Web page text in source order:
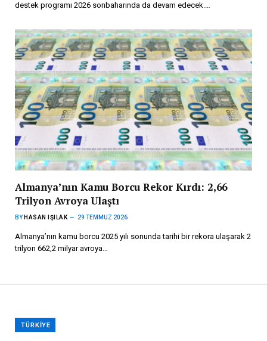
destek programı 2026 sonbaharında da devam edecek.…
Almanya’nın Kamu Borcu Rekor Kırdı: 2,66
Trilyon Avroya Ulaştı
BY HASAN IŞILAK 29 TEMMUZ 2026
Almanya’nın kamu borcu 2025 yılı sonunda tarihi bir rekora ulaşarak 2
trilyon 662,2 milyar avroya…
TÜRKIYE